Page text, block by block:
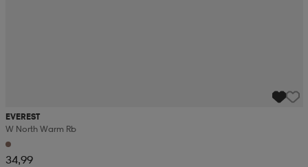
EVEREST
W North Warm Rb
34,99